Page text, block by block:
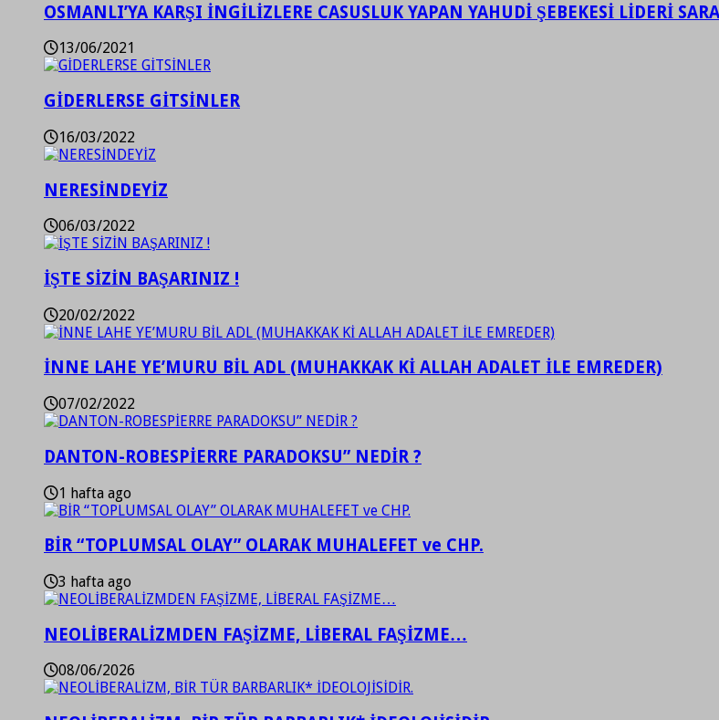
OSMANLI’YA KARŞI İNGİLİZLERE CASUSLUK YAPAN YAHUDİ ŞEBEKESİ LİDERİ
13/06/2021
GİDERLERSE GİTSİNLER
16/03/2022
NERESİNDEYİZ
06/03/2022
İŞTE SİZİN BAŞARINIZ !
20/02/2022
İNNE LAHE YE’MURU BİL ADL (MUHAKKAK Kİ ALLAH ADALET İLE EMREDER)
07/02/2022
DANTON-ROBESPİERRE PARADOKSU” NEDİR ?
1 hafta ago
BİR “TOPLUMSAL OLAY” OLARAK MUHALEFET ve CHP.
3 hafta ago
NEOLİBERALİZMDEN FAŞİZME, LİBERAL FAŞİZME…
08/06/2026